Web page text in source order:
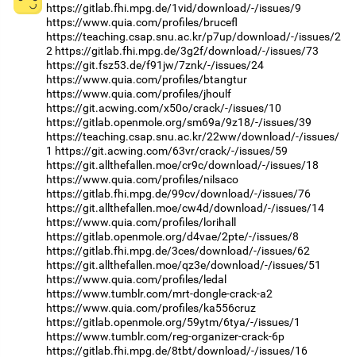
https://gitlab.fhi.mpg.de/1vid/download/-/issues/9
https://www.quia.com/profiles/brucefl
https://teaching.csap.snu.ac.kr/p7up/download/-/issues/2
2 https://gitlab.fhi.mpg.de/3g2f/download/-/issues/73
https://git.fsz53.de/f91jw/7znk/-/issues/24
https://www.quia.com/profiles/btangtur
https://www.quia.com/profiles/jhoulf
https://git.acwing.com/x50o/crack/-/issues/10
https://gitlab.openmole.org/sm69a/9z18/-/issues/39
https://teaching.csap.snu.ac.kr/22ww/download/-/issues/
1 https://git.acwing.com/63vr/crack/-/issues/59
https://git.allthefallen.moe/cr9c/download/-/issues/18
https://www.quia.com/profiles/nilsaco
https://gitlab.fhi.mpg.de/99cv/download/-/issues/76
https://git.allthefallen.moe/cw4d/download/-/issues/14
https://www.quia.com/profiles/lorihall
https://gitlab.openmole.org/d4vae/2pte/-/issues/8
https://gitlab.fhi.mpg.de/3ces/download/-/issues/62
https://git.allthefallen.moe/qz3e/download/-/issues/51
https://www.quia.com/profiles/ledal
https://www.tumblr.com/mrt-dongle-crack-a2
https://www.quia.com/profiles/ka556cruz
https://gitlab.openmole.org/59ytm/6tya/-/issues/1
https://www.tumblr.com/reg-organizer-crack-6p
https://gitlab.fhi.mpg.de/8tbt/download/-/issues/16